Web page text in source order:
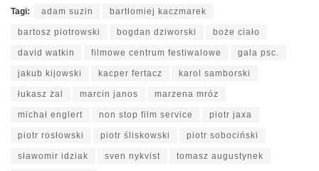
Tagi: adam suzin bartłomiej kaczmarek
bartosz piotrowski bogdan dziworski boże ciało
david watkin filmowe centrum festiwalowe gala psc.
jakub kijowski kacper fertacz karol samborski
łukasz żal marcin janos marzena mróz
michał englert non stop film service piotr jaxa
piotr rosłowski piotr śliskowski piotr sobociński
sławomir idziak sven nykvist tomasz augustynek